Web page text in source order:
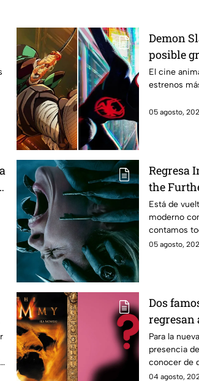
Demon
posible
del 2027
El cine
estrenos
05 agosto,
Regresa
the
primer
Está de
moderno
contamos
que no te la
05 agosto,
Dos
regresan
de
Para la
presencia
conocer de
04 agosto,